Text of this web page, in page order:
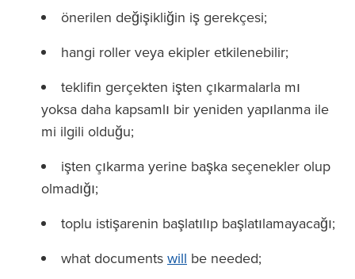
önerilen değişikliğin iş gerekçesi;
hangi roller veya ekipler etkilenebilir;
teklifin gerçekten işten çıkarmalarla mı
yoksa daha kapsamlı bir yeniden yapılanma ile
mi ilgili olduğu;
işten çıkarma yerine başka seçenekler olup
olmadığı;
toplu istişarenin başlatılıp başlatılamayacağı;
what documents will be needed;